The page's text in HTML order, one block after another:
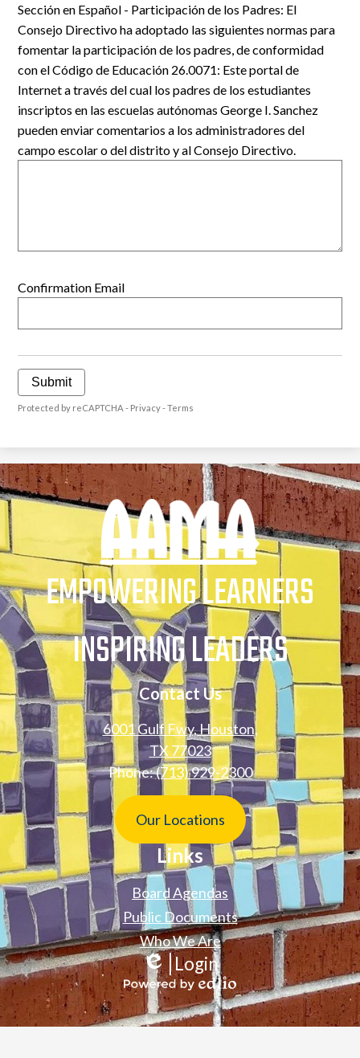
Sección en Español - Participación de los Padres: El
Consejo Directivo ha adoptado las siguientes normas para
fomentar la participación de los padres, de conformidad
con el Código de Educación 26.0071: Este portal de
Internet a través del cual los padres de los estudiantes
inscriptos en las escuelas autónomas George I. Sanchez
pueden enviar comentarios a los administradores del
campo escolar o del distrito y al Consejo Directivo.
Confirmation Email
Submit
Protected by reCAPTCHA - Privacy-Terms
EMPOWERING LEARNERS
INSPIRING LEADERS
Contact Us
6001 Gulf Fwy, Houston,
TX 77023
Phone:(713) 929-2300
Footer
Button
Our Locations
Links
Board Agendas
Public Documents
Who We Are
Edlio
Login
Powered
by